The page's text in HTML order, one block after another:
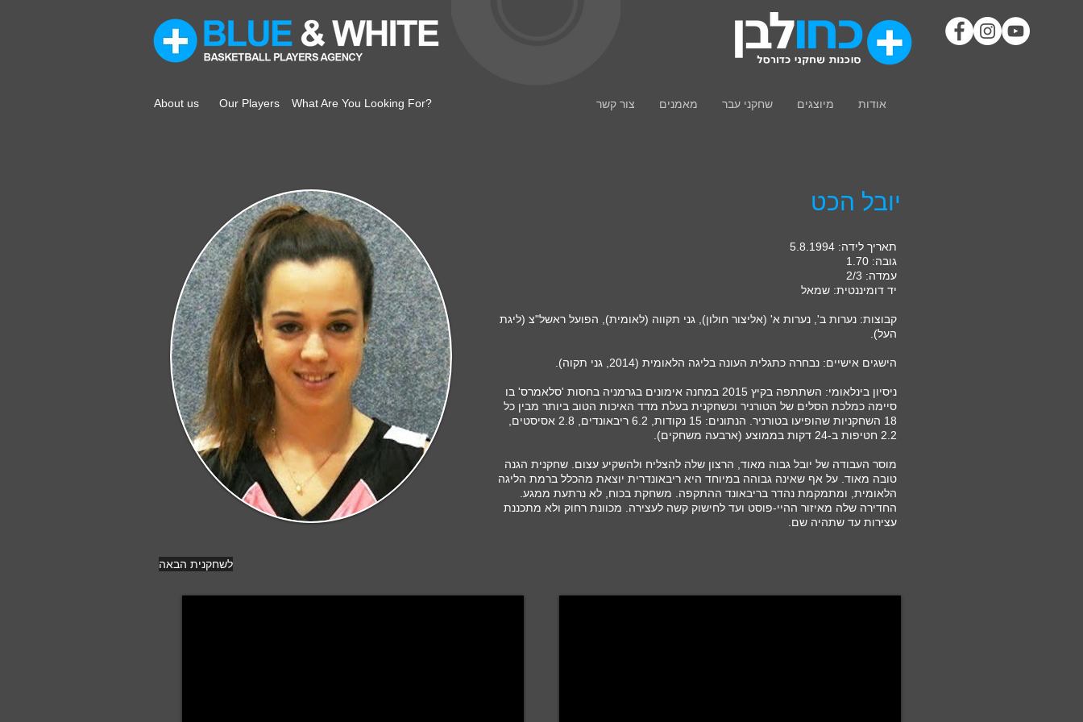
About us Our Players What Are You Looking For? צור קשר מאמנים שחקני עבר מיוצגים אודות
לשחקנית הבאה
יובל הכט
תאריך לידה: 5.8.1994
גובה: 1.70
עמדה: 2/3
יד דומיננטית: שמאל
קבוצות: נערות ב', נערות א' (אליצור חולון), גני תקווה (לאומית), הפועל ראשל"צ (ליגת
העל).
הישגים אישיים: נבחרה כתגלית העונה בליגה הלאומית (2014, גני תקוה).
ניסיון בינלאומי: השתתפה בקיץ 2015 במחנה אימונים בגרמניה בחסות 'סלאמרס' בו
סיימה כמלכת הסלים של הטורניר וכשחקנית בעלת מדד האיכות הטוב ביותר מבין כל
18 השחקניות שהופיעו בטורניר. הנתונים: 15 נקודות, 6.2 ריבאונדים, 2.8 אסיסטים,
2.2 חטיפות ב-24 דקות בממוצע (ארבעה משחקים).
מוסר העבודה של יובל גבוה מאוד, הרצון שלה להצליח ולהשקיע עצום. שחקנית הגנה
טובה מאוד. על אף שאינה גבוהה במיוחד היא ריבאונדרית יוצאת מהכלל ברמת הליגה
הלאומית, ומתמקמת נהדר בריבאונד ההתקפה. משחקת בכוח, לא נרתעת ממגע.
החדירה שלה מאיזור ההיי-פוסט ועד לחישוק קשה לעצירה. מכוונת רחוק ולא מתכננת
עצירות עד שתהיה שם.